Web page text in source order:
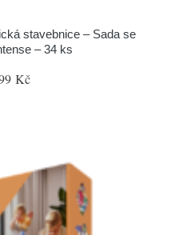
stavebnice – Sada se
– 34 ks
Kč